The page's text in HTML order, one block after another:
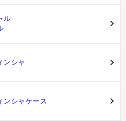
ル
ンシャ
ンシャケース